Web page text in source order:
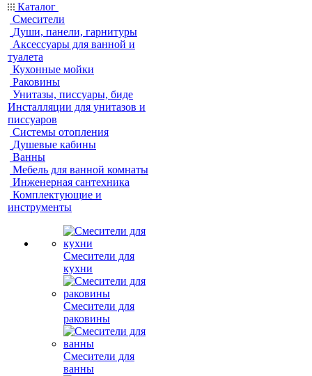
Каталог
Смесители
Души, панели, гарнитуры
Аксессуары для ванной и
туалета
Кухонные мойки
Раковины
Унитазы, писсуары, биде
Инсталляции для унитазов и
писсуаров
Системы отопления
Душевые кабины
Ванны
Мебель для ванной комнаты
Инженерная сантехника
Комплектующие и
инструменты
Смесители для
кухни
Смесители для
раковины
Смесители для
ванны